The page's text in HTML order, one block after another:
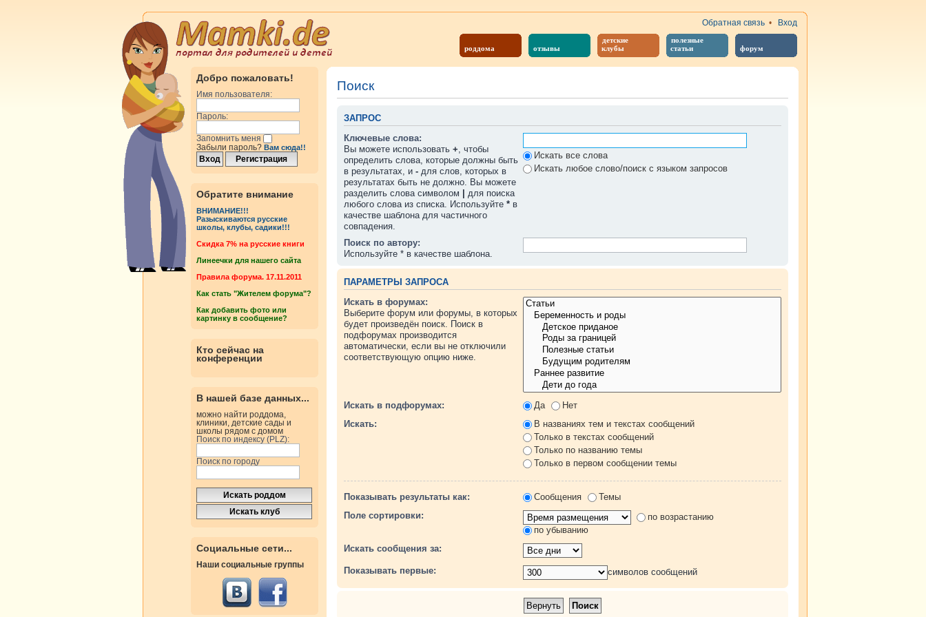
роддома отзывы
детские
клубы
полезные
статьи
форум
Обратная связь • Вход
Добро пожаловать!
Имя пользователя:
Пароль:
Запомнить меня
Забыли пароль? Вам сюда!!
Обратите внимание
ВНИМАНИЕ!!!
Разыскиваются русские
школы, клубы, садики!!!
Cкидка 7% на русские книги
Линеечки для нашего сайта
Правила форума. 17.11.2011
Как стать "Жителем форума"?
Как добавить фото или
картинку в сообщение?
Кто сейчас на
конференции
В нашей базе данных...
можно найти роддома,
клиники, детские сады и
школы рядом с домом
Поиск по индексу (PLZ):
Поиск по городу
Социальные сети...
Наши социальные группы
Поиск
ЗАПРОС
Ключевые слова:
Вы можете использовать +, чтобы
определить слова, которые должны быть
в результатах, и - для слов, которых в
результатах быть не должно. Вы можете
разделить слова символом
для поиска
любого слова из списка. Используйте * в
качестве шаблона для частичного
совпадения.
Искать все слова
Искать любое слово/поиск с языком запросов
Поиск по автору:
Используйте * в качестве шаблона.
ПАРАМЕТРЫ ЗАПРОСА
Искать в форумах:
Выберите форум или форумы, в которых
будет произведён поиск. Поиск в
подфорумах производится
автоматически, если вы не отключили
соответствующую опцию ниже.
Искать в подфорумах: Да
Нет
Искать:
В названиях тем и текстах сообщений
Только в текстах сообщений
Только по названию темы
Только в первом сообщении темы
Показывать результаты как: Сообщения
Темы
Поле сортировки:
по возрастанию
по убыванию
Искать сообщения за:
Показывать первые: символов сообщений